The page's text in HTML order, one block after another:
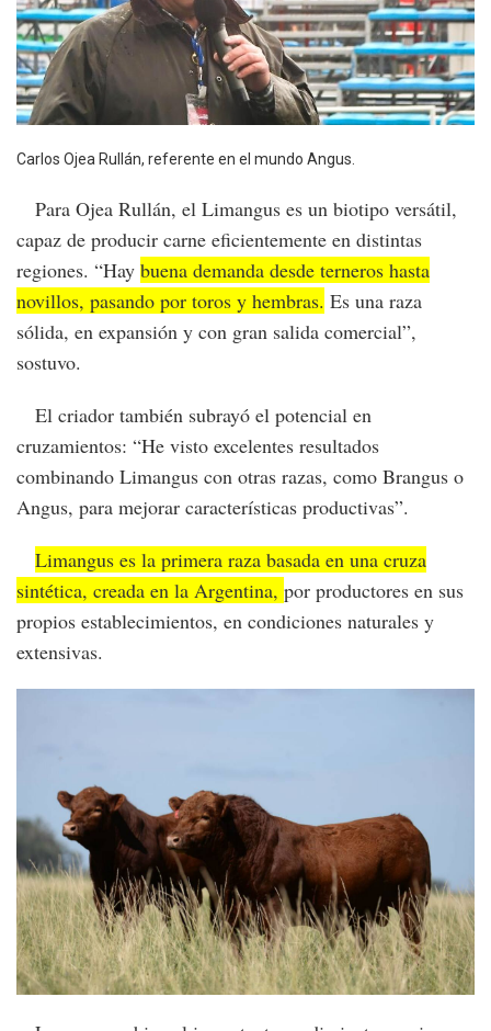
Carlos Ojea Rullán, referente en el mundo Angus.
Para Ojea Rullán, el Limangus es un biotipo versátil,
capaz de producir carne eficientemente en distintas
regiones. “Hay buena demanda desde terneros hasta
novillos, pasando por toros y hembras. Es una raza
sólida, en expansión y con gran salida comercial”,
sostuvo.
El criador también subrayó el potencial en
cruzamientos: “He visto excelentes resultados
combinando Limangus con otras razas, como Brangus o
Angus, para mejorar características productivas”.
Limangus es la primera raza basada en una cruza
sintética, creada en la Argentina, por productores en sus
propios establecimientos, en condiciones naturales y
extensivas.